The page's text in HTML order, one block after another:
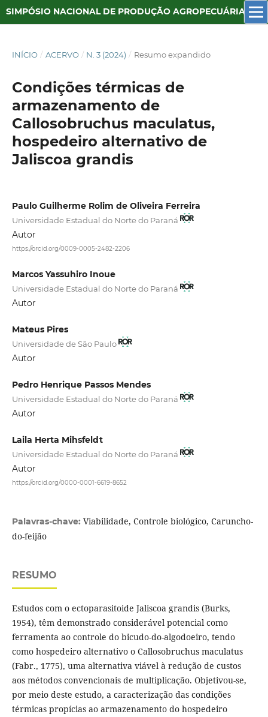
SIMPÓSIO NACIONAL DE PRODUÇÃO AGROPECUÁRIA SUSTENTÁVEL
INÍCIO / ACERVO / N. 3 (2024) / Resumo expandido
Condições térmicas de
armazenamento de
Callosobruchus maculatus,
hospedeiro alternativo de
Jaliscoa grandis
Paulo Guilherme Rolim de Oliveira Ferreira
Universidade Estadual do Norte do Paraná
Autor
https://orcid.org/0009-0005-2482-2206
Marcos Yassuhiro Inoue
Universidade Estadual do Norte do Paraná
Autor
Mateus Pires
Universidade de São Paulo
Autor
Pedro Henrique Passos Mendes
Universidade Estadual do Norte do Paraná
Autor
Laila Herta Mihsfeldt
Universidade Estadual do Norte do Paraná
Autor
https://orcid.org/0000-0001-6619-8652
Palavras-chave: Viabilidade, Controle biológico, Caruncho-
do-feijão
RESUMO
Estudos com o ectoparasitoide Jaliscoa grandis (Burks,
1954), têm demonstrado considerável potencial como
ferramenta ao controle do bicudo-do-algodoeiro, tendo
como hospedeiro alternativo o Callosobruchus maculatus
(Fabr., 1775), uma alternativa viável à redução de custos
aos métodos convencionais de multiplicação. Objetivou-se,
por meio deste estudo, a caracterização das condições
térmicas propícias ao armazenamento do hospedeiro